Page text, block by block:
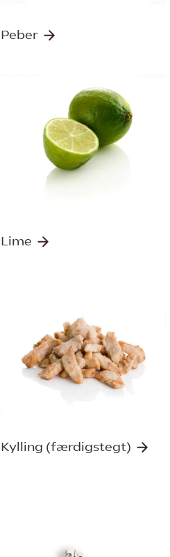
Peber
Lime
Kylling (færdigstegt)